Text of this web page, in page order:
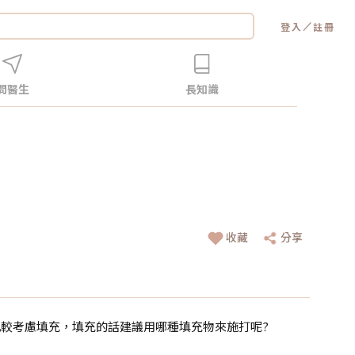
登入 ／註冊
醫生 長知識
收藏 分享
考慮填充，填充的話建議用哪種填充物來施打呢?